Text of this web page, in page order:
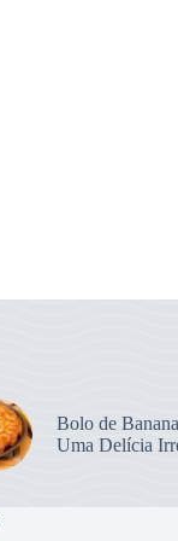
Bolo de
Uma Delícia